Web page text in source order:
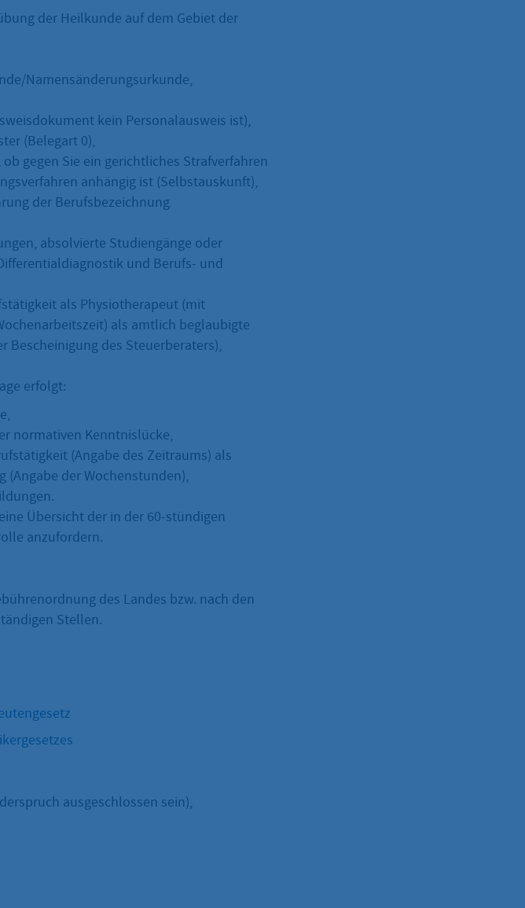
der Heilkunde auf dem Gebiet der
Namensänderungsurkunde,
kein Personalausweis ist),
(Belegart 0),
gegen Sie ein gerichtliches Strafverfahren
anhängig ist (Selbstauskunft),
der Berufsbezeichnung
absolvierte Studiengänge oder
und Berufs- und
als Physiotherapeut (mit
als amtlich beglaubigte
Bescheinigung des Steuerberaters),
erfolgt:
normativen Kenntnislücke,
(Angabe des Zeitraums) als
der Wochenstunden),
Übersicht der in der 60-stündigen
anzufordern.
des Landes bzw. nach den
Stellen.
ausgeschlossen sein),